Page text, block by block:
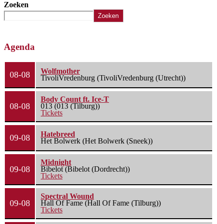
Zoeken
Zoeken
Agenda
08-08
Wolfmother
TivoliVredenburg (TivoliVredenburg (Utrecht))
08-08
Body Count ft. Ice-T
013 (013 (Tilburg))
Tickets
09-08
Hatebreed
Het Bolwerk (Het Bolwerk (Sneek))
09-08
Midnight
Bibelot (Bibelot (Dordrecht))
Tickets
09-08
Spectral Wound
Hall Of Fame (Hall Of Fame (Tilburg))
Tickets